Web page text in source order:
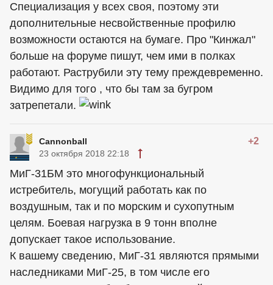
Специализация у всех своя, поэтому эти
дополнительные несвойственные профилю
возможности остаются на бумаге. Про "Кинжал"
больше на форуме пишут, чем ими в полках
работают. Раструбили эту тему преждевременно.
Видимо для того , что бы там за бугром
затрепетали.
Cannonball +2
23 октября 2018 22:18
МиГ-31БМ это многофункциональный
истребитель, могущий работать как по
воздушным, так и по морским и сухопутным
целям. Боевая нагрузка в 9 тонн вполне
допускает такое использование.
К вашему сведению, МиГ-31 являются прямыми
наследниками МиГ-25, в том числе его